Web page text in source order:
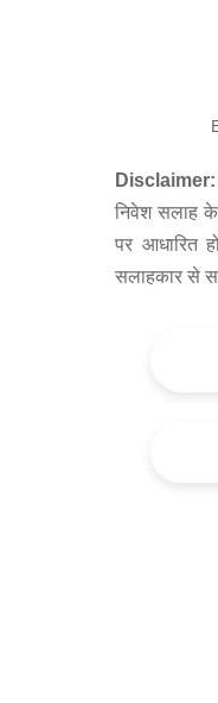
Disclaimer:
निवेश सलाह के
पर आधारित
सलाहकार से